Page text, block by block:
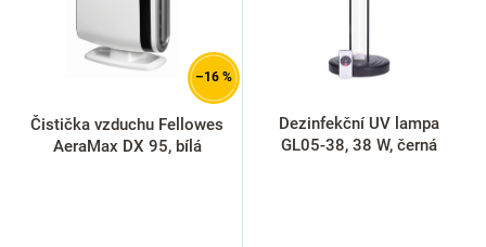
–16 %
Čistička vzduchu Fellowes
AeraMax DX 95, bílá
Dezinfekční UV lampa
GL05-38, 38 W, černá